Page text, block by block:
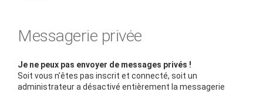
Messagerie privée
Je ne peux pas envoyer de messages privés !
Soit vous n’êtes pas inscrit et connecté, soit un
administrateur a désactivé entièrement la messagerie